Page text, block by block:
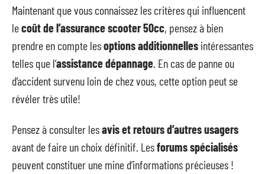
Maintenant que vous connaissez les critères qui influencent
lecoût de l’assurance scooter 50cc, pensez à bien
prendre en compte lesoptions additionnelles intéressantes
telles que l’assistance dépannage . En cas de panne ou
d’accident survenu loin de chez vous, cette option peut se
révéler très utile!
Pensez à consulter lesavis et retours d’autres usagers
avant de faire un choix définitif. Lesforums spécialisés
peuvent constituer une mine d’informations précieuses !